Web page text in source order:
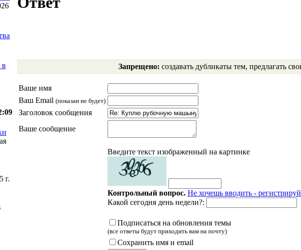
в
г.
Запрещено: создавать дубликаты тем, предлагать
Ваше имя
Ваш Email (показан не будет)
Заголовок сообщения
Ваше сообщение
Введите текст изображенный на картинке
Контрольный вопрос. Не хочешь вводить -
Какой сегодня день недели?:
Подписаться на обновления темы
(все ответы будут приходить вам на почту)
Сохранить имя и email